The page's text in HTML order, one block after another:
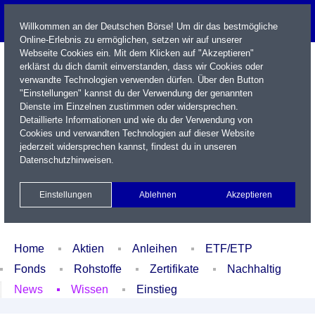
Name / WKN / ISIN / Kürzel
Xetra Realtime
Watchlist Portfolio Login
Home Aktien Anleihen
ETF/ETP
Fonds
Rohstoffe Zertifikate
Nachhaltig
News
Wissen Einstieg
Willkommen an der Deutschen Börse! Um dir das bestmögliche
Online-Erlebnis zu ermöglichen, setzen wir auf unserer
Webseite Cookies ein. Mit dem Klicken auf "Akzeptieren"
erklärst du dich damit einverstanden, dass wir Cookies oder
verwandte Technologien verwenden dürfen. Über den Button
"Einstellungen" kannst du der Verwendung der genannten
Dienste im Einzelnen zustimmen oder widersprechen.
Detaillierte Informationen und wie du der Verwendung von
Cookies und verwandten Technologien auf dieser Website
jederzeit widersprechen kannst, findest du in unseren
Datenschutzhinweisen.
Einstellungen Ablehnen Akzeptieren